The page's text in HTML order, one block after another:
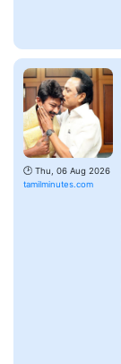
🕑 Thu, 06 Aug 2026
tamilminutes.com